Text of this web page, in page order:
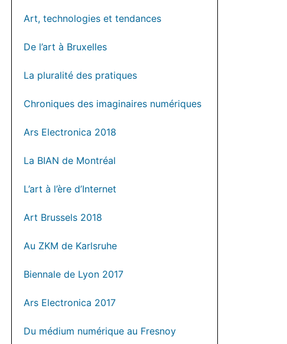
Art, technologies et tendances
De l’art à Bruxelles
La pluralité des pratiques
Chroniques des imaginaires numériques
Ars Electronica 2018
La BIAN de Montréal
L’art à l’ère d’Internet
Art Brussels 2018
Au ZKM de Karlsruhe
Biennale de Lyon 2017
Ars Electronica 2017
Du médium numérique au Fresnoy